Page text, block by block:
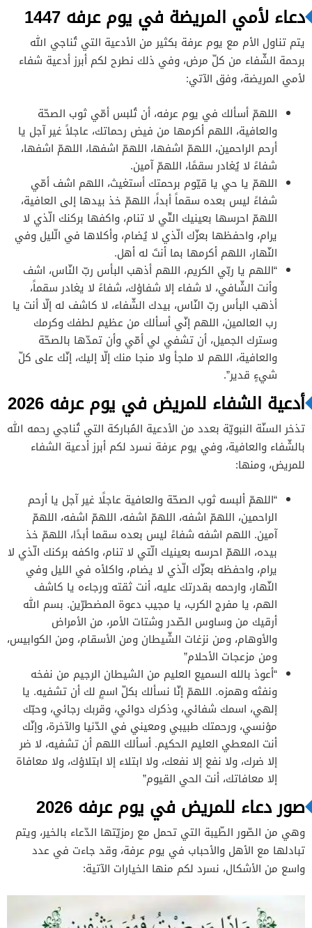
دعاء لأمي المريضة في يوم عرفه 1447
يتم تناول الأم مع يوم عرفة بكثير من الأدعية التي تُناجي الله
برحمة الشّفاء من كلّ مرض، وفي ذلك نطرح لكم أبرز أدعية شفاء
لأمي المريضة، وفق الآتي:
اللهمّ أسألك في يوم عرفه، أن تُلبس أمّي ثوب الصحّة
والعافية، اللهم أكرمها من فيض رحماتك، عاجلاً غير آجل يا
أرحم الراحمين، اللهمّ اشفها، اللهمّ اشفها، اللهمّ اشفها،
شفاءً لا يُغادر سقمًا، اللهمّ آمين.
اللهمّ يا حي يا قيّوم برحمتك أستغيث، اللهم اشف أمّي
شفاءً ليس بعده سقماً أبداً، اللهمّ خذ بيدها إلى العافية،
اللهمّ احرسها بعينيك التّي لا تنام، واكفها بركنك الّذي لا
يرام، واحفظها بعزّك الّذي لا يُضام، وأكلاها في الّليل وفي
النّهار، اللهم أكرمها بما أنتَ له أهل.
“اللهم يا ربّي الكريم، اللهم أذهب البأس ربّ النّاس، اشف
وأنت الشّافي، لا شفاء إلا شفاؤك، شفاءً لا يغادر سقماً،
أذهب البأس ربّ النّاس، بيدك الشّفاء، لا كاشف له إلّا أنت يا
رب العالمين، اللهم إنّي أسألك من عظيم لطفك وكرمك
وسترك الجميل، أن تشفي لي أمّي وأن تمدّها بالصحّة
والعافية، اللهم لا ملجأ ولا منجا منك إلّا إليك، إنّك على كلّ
شيءٍ قدير”.
أدعية الشفاء للمريض في يوم عرفه 2026
تذخر السنّة النبويّة بعدد من الأدعية المُباركة التي تُناجي رحمه الله
بالشّفاء والعافية، وفي يوم عرفة نسرد لكم أبرز أدعية الشفاء
للمريض، ومنها:
“اللهمّ ألبسه ثوب الصحّة والعافية عاجلًا غير آجل يا أرحم
الراحمين، اللهمّ اشفه، اللهمّ اشفه، اللهمّ اشفه، اللهمّ
آمين. اللهم اشفه شفاءً ليس بعده سقما أبدًا، اللهمّ خذ
بيده، اللهمّ احرسه بعينيك الّتي لا تنام، واكفه بركنك الّذي لا
يرام، واحفظه بعزّك الّذي لا يضام، واكلأه في الليل وفي
النّهار، وارحمه بقدرتك عليه، أنت ثقته ورجاءه يا كاشف
الهم، يا مفرج الكرب، يا مجيب دعوة المضطرّين. بسم الله
أرقيك من وساوس الصّدر وشتات الأمر، من الأمراض
والأوهام، ومن نزغات الشّيطان ومن الأسقام، ومن الكوابيس،
ومن مزعجات الأحلام”
“أعوذ بالله السميع العليم من الشيطان الرجيم من نفخه
ونفثه وهمزه. اللهمّ إنّا نسألك بكلّ اسمٍ لك أن تشفيه. يا
إلهي، اسمك شفائي، وذكرك دوائي، وقربك رجائي، وحبّك
مؤنسي، ورحمتك طبيبي ومعيني في الدّنيا والآخرة، وإنّك
أنت المعطي العليم الحكيم. أسألك اللهم أن تشفيه، لا ضر
إلا ضرك، ولا نفع إلا نفعك، ولا ابتلاء إلا ابتلاؤك، ولا معافاة
إلا معافاتك، أنت الحي القيوم”
صور دعاء للمريض في يوم عرفه 2026
وهي من الصّور الطّيبة التي تحمل مع رمزيّتها الدّعاء بالخير، ويتم
تبادلها مع الأهل والأحباب في يوم عرفة، وقد جاءت في عدد
واسع من الأشكال، نسرد لكم منها الخيارات الآتية: